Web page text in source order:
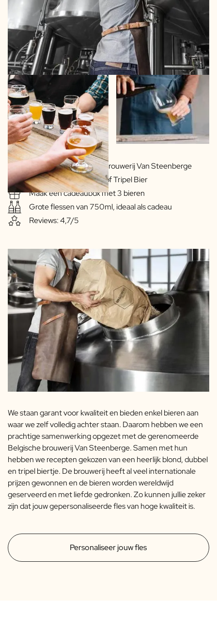
In samenwerking met Brouwerij Van Steenberge
Heerlijk Blond, Dubbel of Tripel Bier
Maak een cadeaubox met 3 bieren
Grote flessen van 750ml, ideaal als cadeau
Reviews: 4,7/5
Personaliseer jouw fles
We staan garant voor kwaliteit en bieden enkel bieren aan
waar we zelf volledig achter staan. Daarom hebben we een
prachtige samenwerking opgezet met de gerenomeerde
Belgische brouwerij Van Steenberge. Samen met hun
hebben we recepten gekozen van een heerlijk blond, dubbel
en tripel biertje. De brouwerij heeft al veel internationale
prijzen gewonnen en de bieren worden wereldwijd
geserveerd en met liefde gedronken. Zo kunnen jullie zeker
zijn dat jouw gepersonaliseerde fles van hoge kwaliteit is.